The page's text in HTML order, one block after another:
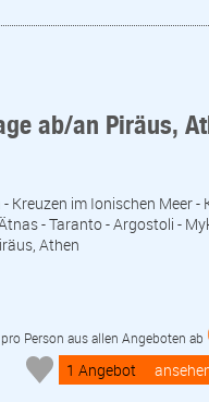
ab/an Piräus,
Kreuzen im Ionischen Meer -
- Taranto - Argostoli -
Athen
Person aus allen Angeboten ab
1 Angebot